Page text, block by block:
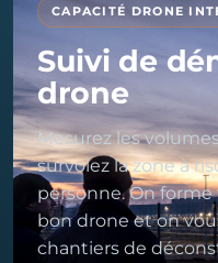
CAPACITÉ DRONE
Suivi de
drone
Mesurez les
survolez la zone à
personne. On
bon drone et on
chantiers de